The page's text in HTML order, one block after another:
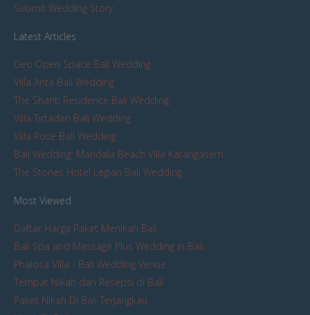
Submit Wedding Story
Latest Articles
Geo Open Space Bali Wedding
Villa Arita Bali Wedding
The Shanti Residence Bali Wedding
Villa Tirtadari Bali Wedding
Villa Rose Bali Wedding
Bali Wedding: Mandala Beach Villa Karangasem
The Stones Hotel Legian Bali Wedding
Most Viewed
Daftar Harga Paket Menikah Bali
Bali Spa and Massage Plus Wedding in Bali
Phalosa Villa - Bali Wedding Venue
Tempat Nikah dan Resepsi di Bali
Paket Nikah Di Bali Terjangkau